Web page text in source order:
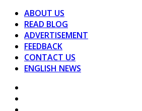
ABOUT US
READ BLOG
ADVERTISEMENT
FEEDBACK
CONTACT US
ENGLISH NEWS